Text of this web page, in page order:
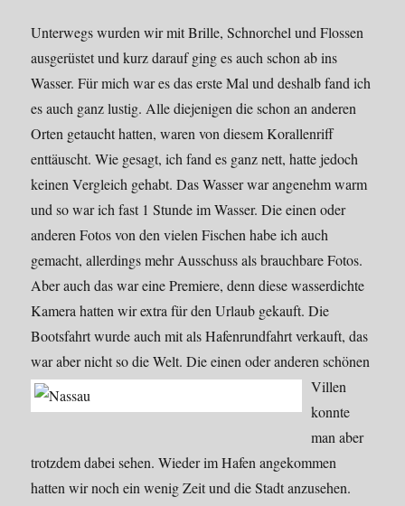
Unterwegs wurden wir mit Brille, Schnorchel und Flossen
ausgerüstet und kurz darauf ging es auch schon ab ins
Wasser. Für mich war es das erste Mal und deshalb fand ich
es auch ganz lustig. Alle diejenigen die schon an anderen
Orten getaucht hatten, waren von diesem Korallenriff
enttäuscht. Wie gesagt, ich fand es ganz nett, hatte jedoch
keinen Vergleich gehabt. Das Wasser war angenehm warm
und so war ich fast 1 Stunde im Wasser. Die einen oder
anderen Fotos von den vielen Fischen habe ich auch
gemacht, allerdings mehr Ausschuss als brauchbare Fotos.
Aber auch das war eine Premiere, denn diese wasserdichte
Kamera hatten wir extra für den Urlaub gekauft. Die
Bootsfahrt wurde auch mit als Hafenrundfahrt verkauft, das
war aber nicht so die Welt.Die einen oder anderen schönen
Villen
konnte
man aber
trotzdem dabei sehen. Wieder im Hafen angekommen
hatten wir noch ein wenig Zeit und die Stadt anzusehen.